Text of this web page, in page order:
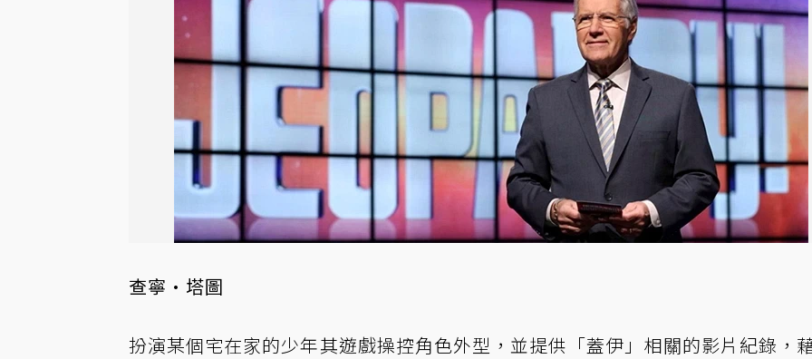
查寧·塔圖
扮演某個宅在家的少年其遊戲操控角色外型，並提供「蓋伊」相關的影片紀錄，